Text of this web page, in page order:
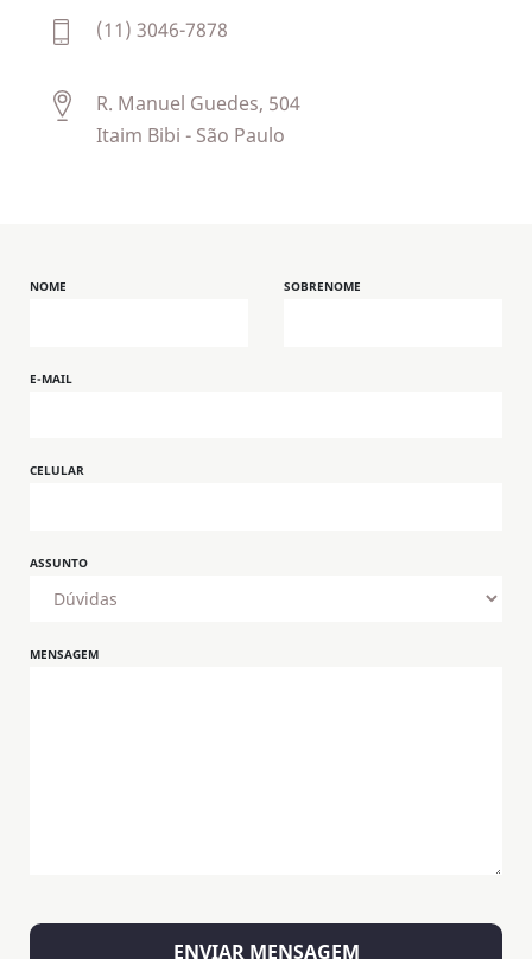
(11) 3046-7878
R. Manuel Guedes, 504
Itaim Bibi - São Paulo
NOME SOBRENOME
E-MAIL
CELULAR
ASSUNTO
MENSAGEM